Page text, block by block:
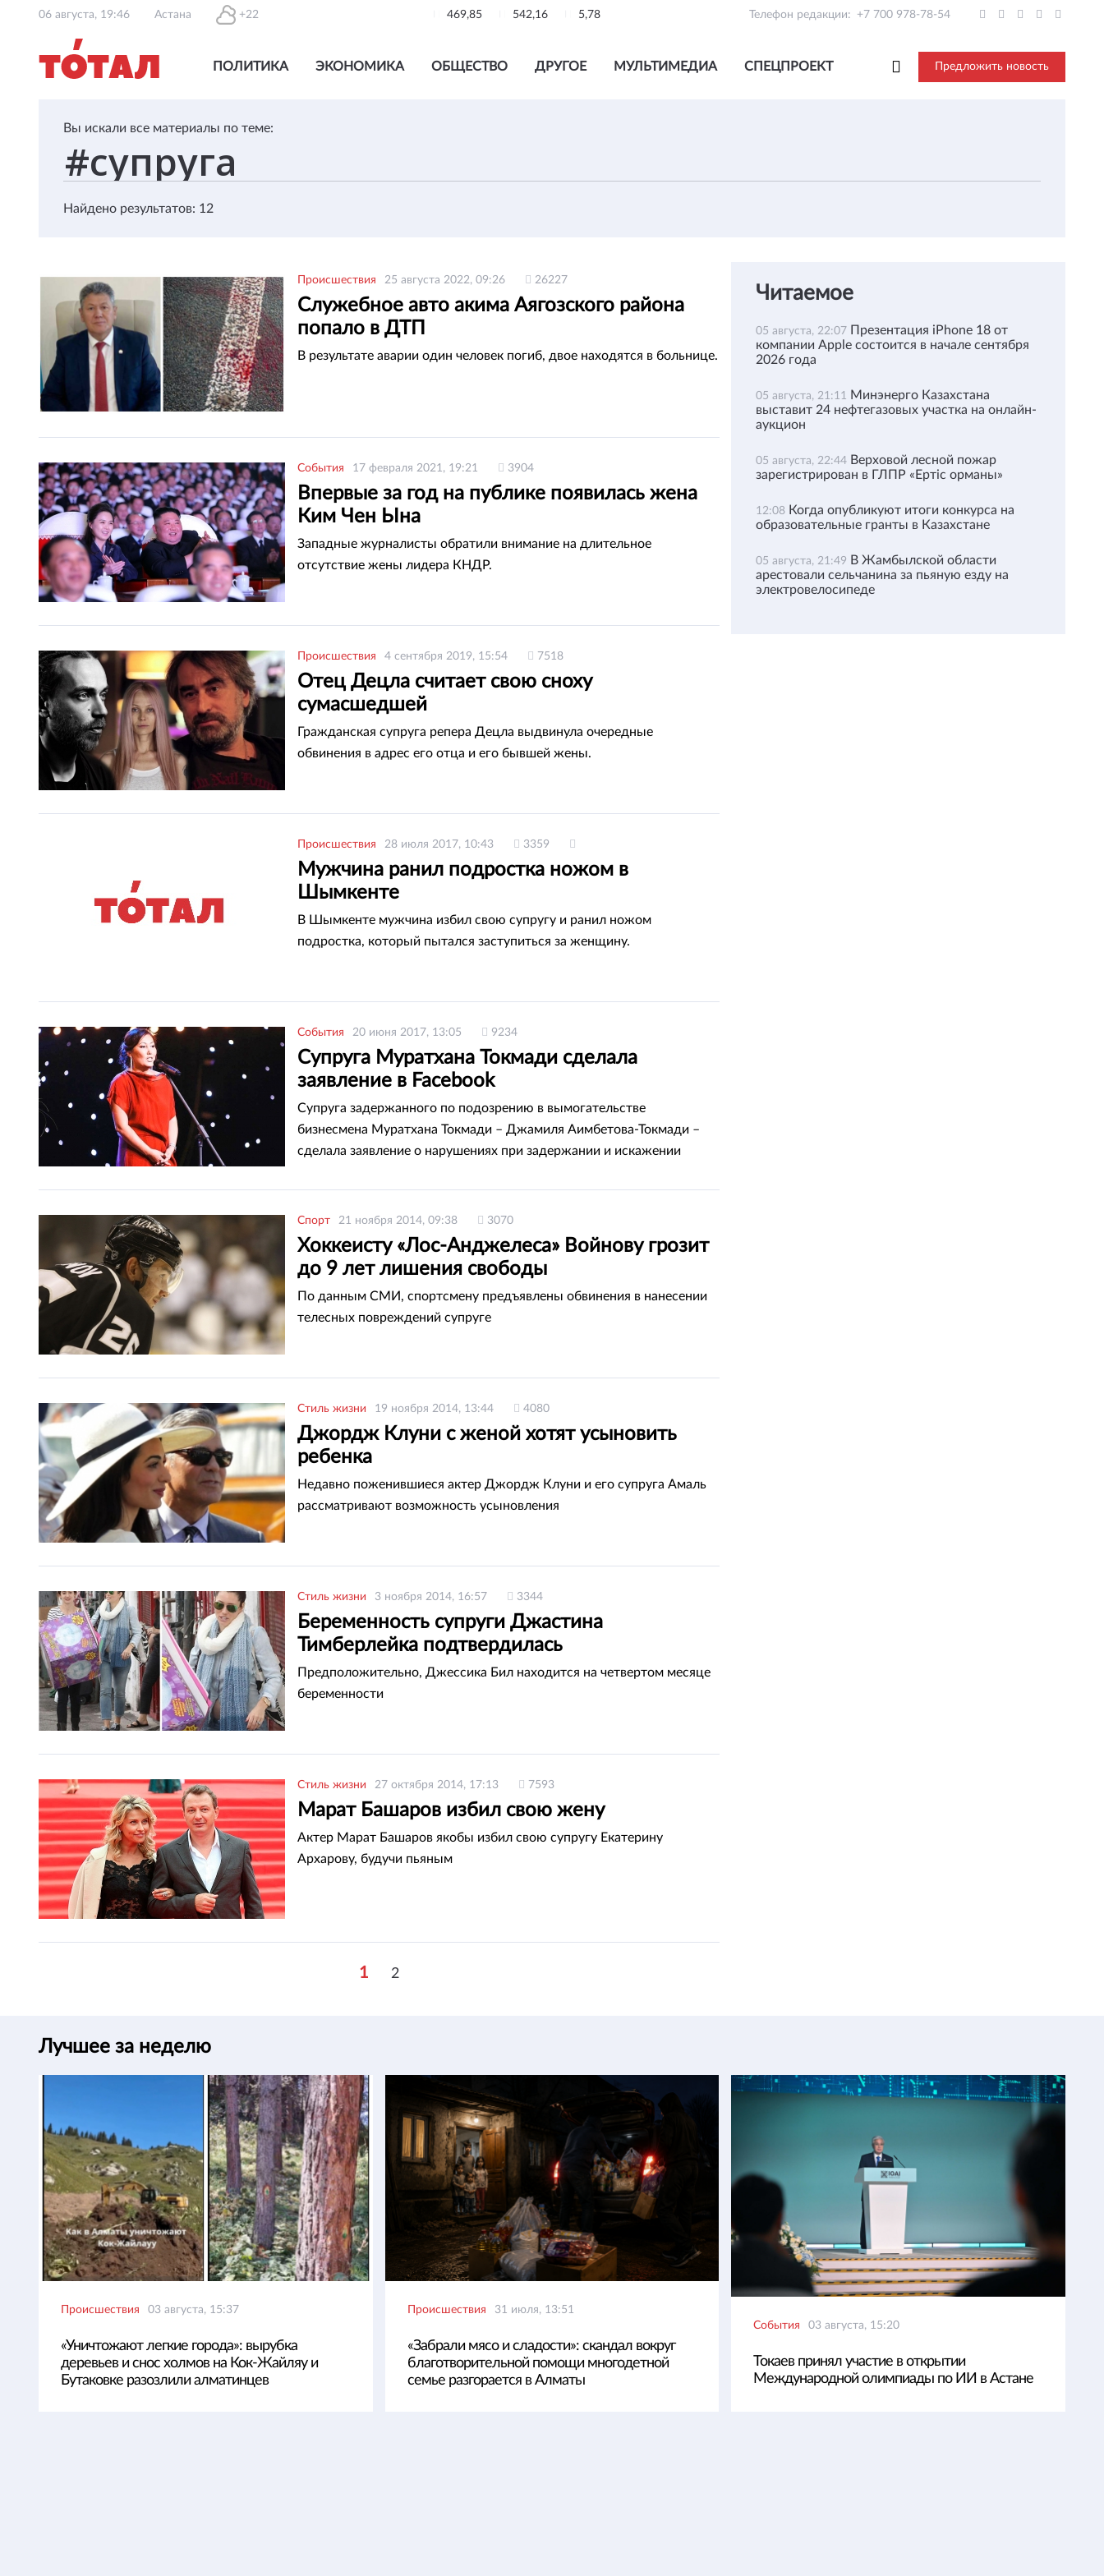
06 августа, 19:46 Астана +22 469,85 542,16 5,78 Телефон редакции: +7 700 978-78-54
ПОЛИТИКА ЭКОНОМИКА ОБЩЕСТВО ДРУГОЕ МУЛЬТИМЕДИА СПЕЦПРОЕКТ Предложить новость
Вы искали все материалы по теме:
Найдено результатов: 12
Происшествия 25 августа 2022, 09:26 26227
Служебное авто акима Аягозского района
попало в ДТП
В результате аварии один человек погиб, двое находятся в больнице.
События 17 февраля 2021, 19:21 3904
Впервые за год на публике появилась жена
Ким Чен Ына
Западные журналисты обратили внимание на длительное
отсутствие жены лидера КНДР.
Происшествия 4 сентября 2019, 15:54 7518
Отец Децла считает свою сноху
сумасшедшей
Гражданская супруга репера Децла выдвинула очередные
обвинения в адрес его отца и его бывшей жены.
Происшествия 28 июля 2017, 10:43 3359
Мужчина ранил подростка ножом в
Шымкенте
В Шымкенте мужчина избил свою супругу и ранил ножом
подростка, который пытался заступиться за женщину.
События 20 июня 2017, 13:05 9234
Супруга Муратхана Токмади сделала
заявление в Facebook
Супруга задержанного по подозрению в вымогательстве
бизнесмена Муратхана Токмади – Джамиля Аимбетова-Токмади –
сделала заявление о нарушениях при задержании и искажении
Спорт 21 ноября 2014, 09:38 3070
Хоккеисту «Лос-Анджелеса» Войнову грозит
до 9 лет лишения свободы
По данным СМИ, спортсмену предъявлены обвинения в нанесении
телесных повреждений супруге
Стиль жизни 19 ноября 2014, 13:44 4080
Джордж Клуни с женой хотят усыновить
ребенка
Недавно поженившиеся актер Джордж Клуни и его супруга Амаль
рассматривают возможность усыновления
Стиль жизни 3 ноября 2014, 16:57 3344
Беременность супруги Джастина
Тимберлейка подтвердилась
Предположительно, Джессика Бил находится на четвертом месяце
беременности
Стиль жизни 27 октября 2014, 17:13 7593
Марат Башаров избил свою жену
Актер Марат Башаров якобы избил свою супругу Екатерину
Архарову, будучи пьяным
1 2
Читаемое
05 августа, 22:07 Презентация iPhone 18 от
компании Apple состоится в начале сентября
2026 года
05 августа, 21:11 Минэнерго Казахстана
выставит 24 нефтегазовых участка на онлайн-
аукцион
05 августа, 22:44 Верховой лесной пожар
зарегистрирован в ГЛПР «Ертіс орманы»
12:08 Когда опубликуют итоги конкурса на
образовательные гранты в Казахстане
05 августа, 21:49 В Жамбылской области
арестовали сельчанина за пьяную езду на
электровелосипеде
Лучшее за неделю
Происшествия 03 августа, 15:37
«Уничтожают легкие города»: вырубка
деревьев и снос холмов на Кок-Жайляу и
Бутаковке разозлили алматинцев
Происшествия 31 июля, 13:51
«Забрали мясо и сладости»: скандал вокруг
благотворительной помощи многодетной
семье разгорается в Алматы
События 03 августа, 15:20
Токаев принял участие в открытии
Международной олимпиады по ИИ в Астане